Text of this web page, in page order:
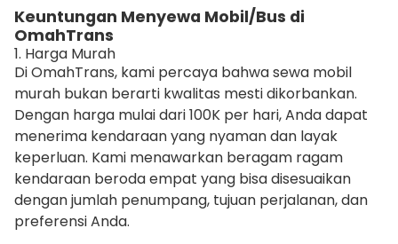
Keuntungan Menyewa Mobil/Bus di
OmahTrans
1. Harga Murah
Di OmahTrans, kami percaya bahwa sewa mobil
murah bukan berarti kwalitas mesti dikorbankan.
Dengan harga mulai dari 100K per hari, Anda dapat
menerima kendaraan yang nyaman dan layak
keperluan. Kami menawarkan beragam ragam
kendaraan beroda empat yang bisa disesuaikan
dengan jumlah penumpang, tujuan perjalanan, dan
preferensi Anda.